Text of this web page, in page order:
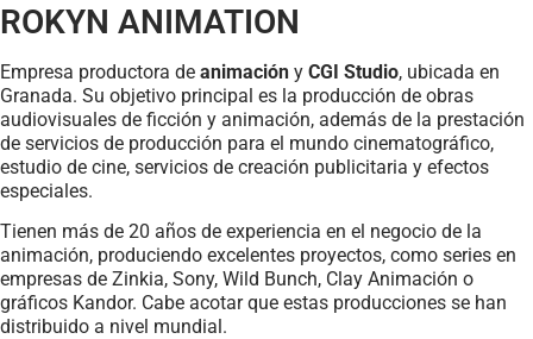
ROKYN ANIMATION
Empresa productora de animación y CGI Studio, ubicada en
Granada. Su objetivo principal es la producción de obras
audiovisuales de ficción y animación, además de la prestación
de servicios de producción para el mundo cinematográfico,
estudio de cine, servicios de creación publicitaria y efectos
especiales.
Tienen más de 20 años de experiencia en el negocio de la
animación, produciendo excelentes proyectos, como series en
empresas de Zinkia, Sony, Wild Bunch, Clay Animación o
gráficos Kandor. Cabe acotar que estas producciones se han
distribuido a nivel mundial.